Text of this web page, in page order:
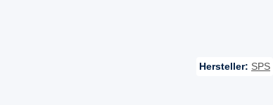
Hersteller: SPS